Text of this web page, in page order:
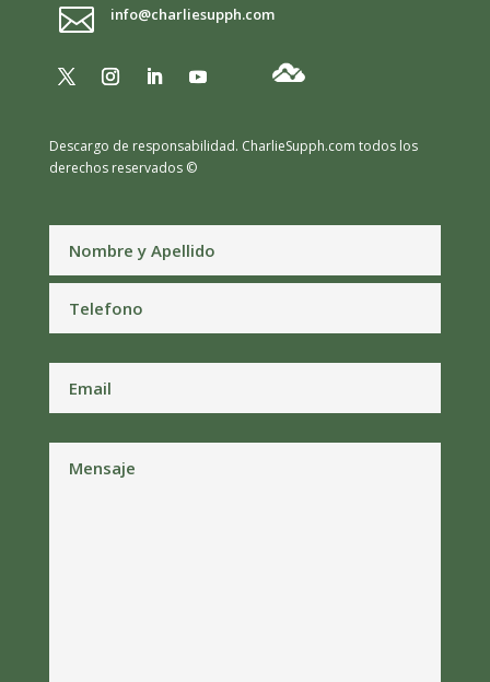
 info@charliesupph.com
Descargo de responsabilidad. CharlieSupph.com todos los
derechos reservados ©